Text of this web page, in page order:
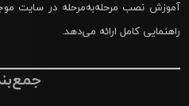
آموزش نصب مرحله‌به‌مرحله در سایت
راهنمایی کامل ارائه می‌دهد.